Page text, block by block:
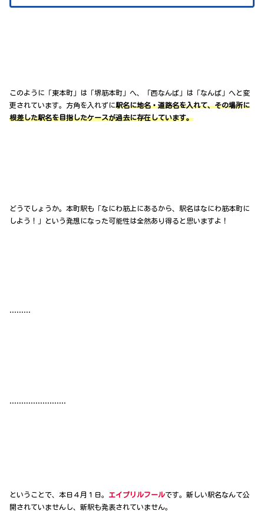
このように「東本町」は「堺筋本町」へ、「西なんば」は「なんば」へと変
更されています。方角を入れずに駅名に地名・道路名を入れて、その場所に
根差した駅名を目指したケースが過去に存在しています。
どうでしょうか。本町駅も「なにわ筋上にあるから、駅名はなにわ筋本町に
しよう！」という発想になった可能性は全然あり得ると思いますよ！
………
……………………
ということで、本日４月１日。 エイプリルフールです。新しい駅名なんて公
開されていませんし、新駅も発表されていません。